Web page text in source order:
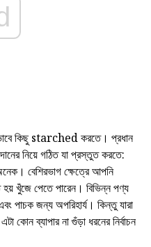
কিছু starched করতে। প্রধান
নিয়ে গঠিত যা প্রস্তুত করতে:
বেশিরভাগ ক্ষেত্রে আপনি
হয় খুঁজে পেতে পারেন। বিভিন্ন পণ্য
পাচক জন্য অপরিহার্য। কিন্তু যারা
ব্যাপার না গুঁড়া ধরনের নির্বাচন